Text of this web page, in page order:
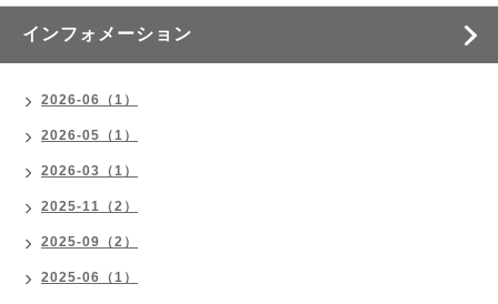
インフォメーション
2026-06（1）
2026-05（1）
2026-03（1）
2025-11（2）
2025-09（2）
2025-06（1）